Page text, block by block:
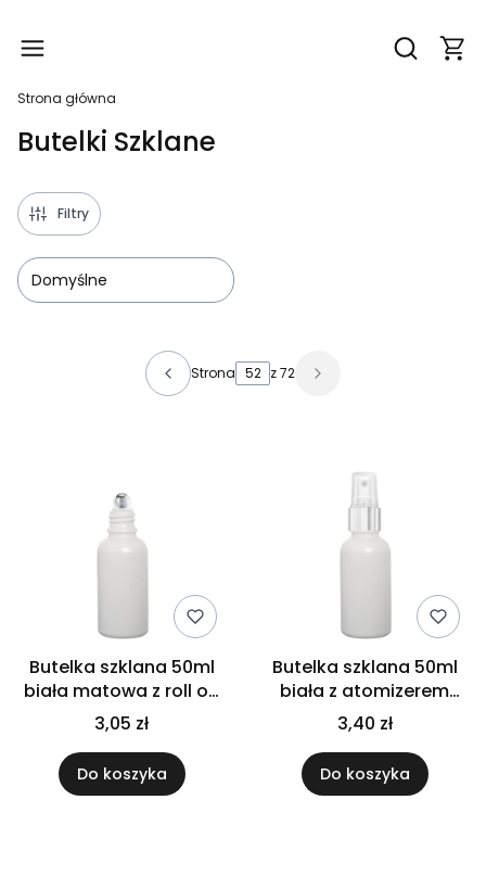
Otwórz
Strona główna
Butelki Szklane
Filtry
Domyślne
Lista produktów
Strona z 72
Butelka szklana 50ml
biała matowa z roll on
+ nakretka
3,05 zł
Do koszyka
Butelka szklana 50ml
biała z atomizerem
srebrnym
3,40 zł
Do koszyka